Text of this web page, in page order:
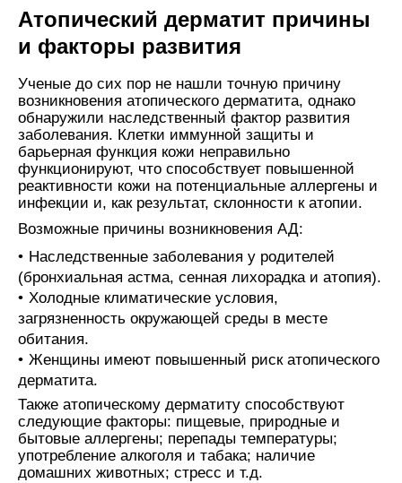
Атопический дерматит причины
и факторы развития
Ученые до сих пор не нашли точную причину
возникновения атопического дерматита, однако
обнаружили наследственный фактор развития
заболевания. Клетки иммунной защиты и
барьерная функция кожи неправильно
функционируют, что способствует повышенной
реактивности кожи на потенциальные аллергены и
инфекции и, как результат, склонности к атопии.
Возможные причины возникновения АД:
Наследственные заболевания у родителей
(бронхиальная астма, сенная лихорадка и атопия).
Холодные климатические условия,
загрязненность окружающей среды в месте
обитания.
Женщины имеют повышенный риск атопического
дерматита.
Также атопическому дерматиту способствуют
следующие факторы: пищевые, природные и
бытовые аллергены; перепады температуры;
употребление алкоголя и табака; наличие
домашних животных; стресс и т.д.